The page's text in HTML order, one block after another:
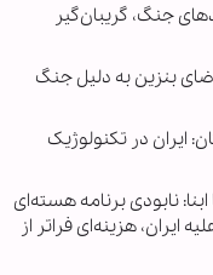
جنگ، گریبان‌گیر
بنزین به دلیل جنگ
در تکنولوژیک
نابودی برنامه هسته‌ای
ایران، هزینه‌ای فراتر از